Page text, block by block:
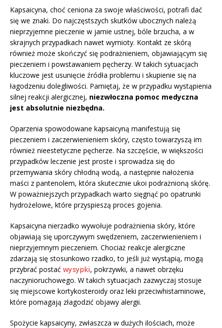
Kapsaicyna, choć ceniona za swoje właściwości, potrafi dać
się we znaki. Do najczęstszych skutków ubocznych należą
nieprzyjemne pieczenie w jamie ustnej, bóle brzucha, a w
skrajnych przypadkach nawet wymioty. Kontakt ze skórą
również może skończyć się podrażnieniem, objawiającym się
pieczeniem i powstawaniem pęcherzy. W takich sytuacjach
kluczowe jest usunięcie źródła problemu i skupienie się na
łagodzeniu dolegliwości. Pamiętaj, że w przypadku wystąpienia
silnej reakcji alergicznej, niezwłoczna pomoc medyczna
jest absolutnie niezbędna.
Oparzenia spowodowane kapsaicyną manifestują się
pieczeniem i zaczerwienieniem skóry, często towarzyszą im
również nieestetyczne pęcherze. Na szczęście, w większości
przypadków leczenie jest proste i sprowadza się do
przemywania skóry chłodną wodą, a następnie nałożenia
maści z pantenolem, która skutecznie ukoi podrażnioną skórę.
W poważniejszych przypadkach warto sięgnąć po opatrunki
hydrożelowe, które przyspieszą proces gojenia.
Kapsaicyna nierzadko wywołuje podrażnienia skóry, które
objawiają się uporczywym swędzeniem, zaczerwienieniem i
nieprzyjemnym pieczeniem. Chociaż reakcje alergiczne
zdarzają się stosunkowo rzadko, to jeśli już wystąpią, mogą
przybrać postać wysypki, pokrzywki, a nawet obrzęku
naczynioruchowego. W takich sytuacjach zazwyczaj stosuje
się miejscowe kortykosteroidy oraz leki przeciwhistaminowe,
które pomagają złagodzić objawy alergii.
Spożycie kapsaicyny, zwłaszcza w dużych ilościach, może